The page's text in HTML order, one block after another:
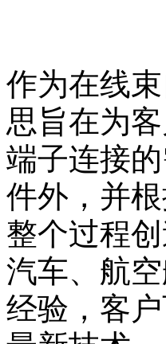
作为在线
思旨在为
端子连接
件外，并
整个过程
汽车、航
经验，客